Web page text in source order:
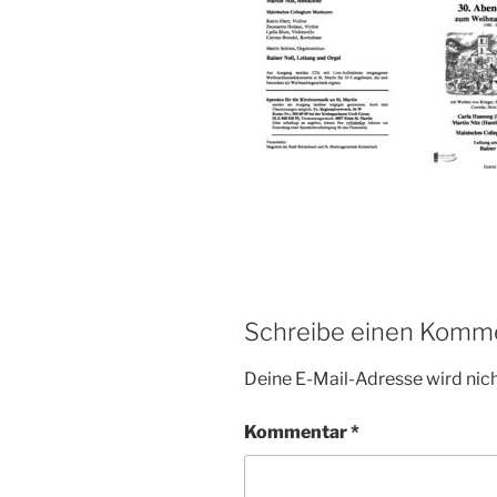
Schreibe einen
Deine E-Mail-Adresse wird
Kommentar*